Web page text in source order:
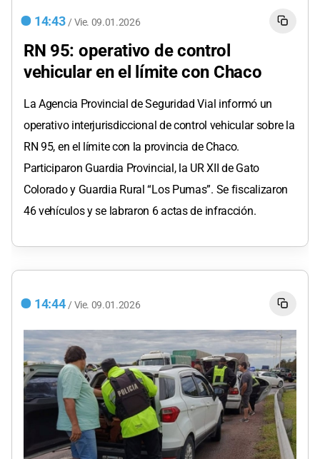
14:43 / Vie. 09.01.2026
RN 95: operativo de control
vehicular en el límite con Chaco
La Agencia Provincial de Seguridad Vial informó un
operativo interjurisdiccional de control vehicular sobre la
RN 95, en el límite con la provincia de Chaco.
Participaron Guardia Provincial, la UR XII de Gato
Colorado y Guardia Rural “Los Pumas”. Se fiscalizaron
46 vehículos y se labraron 6 actas de infracción.
14:44 / Vie. 09.01.2026